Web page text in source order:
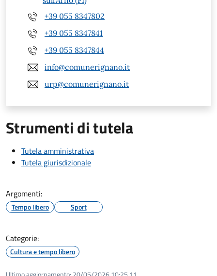
+39 055 8347802
+39 055 8347841
+39 055 8347844
info@comunerignano.it
urp@comunerignano.it
Strumenti di tutela
Tutela amministrativa
Tutela giurisdizionale
Argomenti:
Tempo libero Sport
Categorie:
Cultura e tempo libero